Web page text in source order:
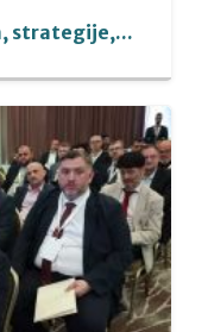
strategije,...